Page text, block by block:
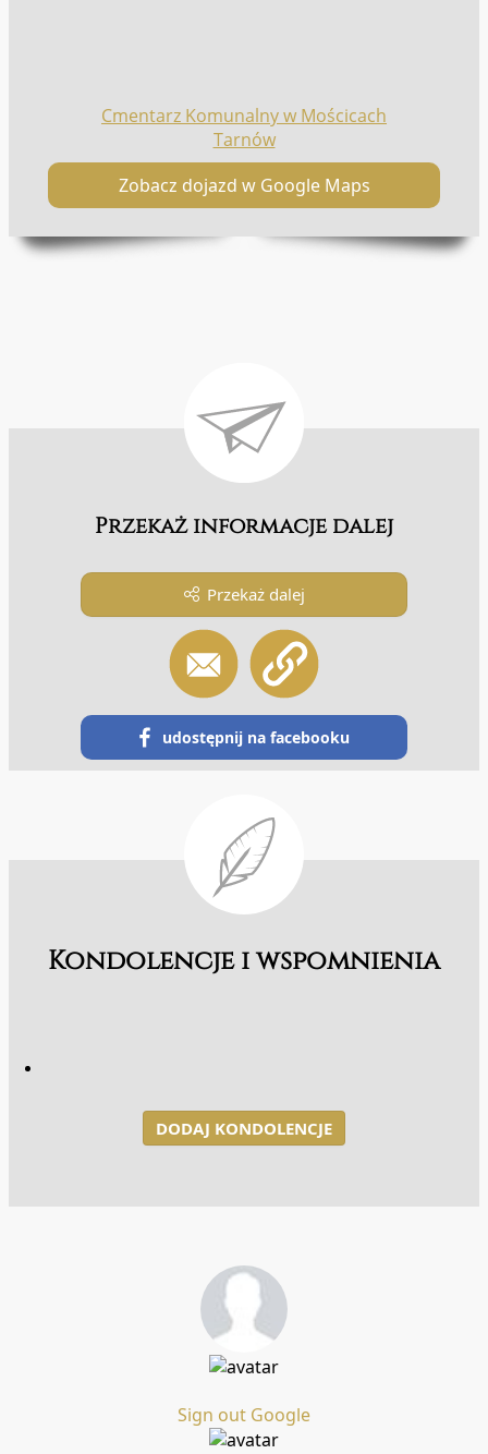
Cmentarz Komunalny w Mościcach
Tarnów
Zobacz dojazd w Google Maps
Przekaż informacje dalej
Przekaż dalej
udostępnij na facebooku
Kondolencje i wspomnienia
DODAJ KONDOLENCJE
Sign out Google